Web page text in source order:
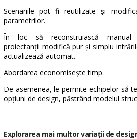
Scenariile pot fi reutilizate și
parametrilor.
În loc să reconstruiască manual
proiectanții modifică pur și simplu
actualizează automat.
Abordarea economisește timp.
De asemenea, le permite echipelor să
opțiuni de design, păstrând modelul
Explorarea mai multor variații de